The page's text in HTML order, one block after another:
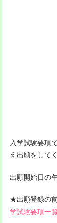
入学試験要項
え出願をして
出願開始日の
★出願登録の
学試験要項一覧